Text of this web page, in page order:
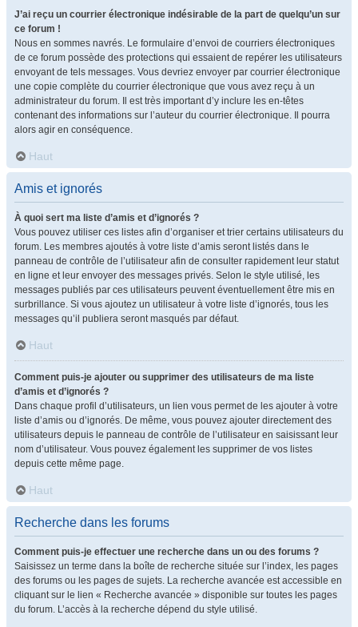
J’ai reçu un courrier électronique indésirable de la part de quelqu’un sur
ce forum !
Nous en sommes navrés. Le formulaire d’envoi de courriers électroniques
de ce forum possède des protections qui essaient de repérer les utilisateurs
envoyant de tels messages. Vous devriez envoyer par courrier électronique
une copie complète du courrier électronique que vous avez reçu à un
administrateur du forum. Il est très important d’y inclure les en-têtes
contenant des informations sur l’auteur du courrier électronique. Il pourra
alors agir en conséquence.
Haut
Amis et ignorés
À quoi sert ma liste d’amis et d’ignorés ?
Vous pouvez utiliser ces listes afin d’organiser et trier certains utilisateurs du
forum. Les membres ajoutés à votre liste d’amis seront listés dans le
panneau de contrôle de l’utilisateur afin de consulter rapidement leur statut
en ligne et leur envoyer des messages privés. Selon le style utilisé, les
messages publiés par ces utilisateurs peuvent éventuellement être mis en
surbrillance. Si vous ajoutez un utilisateur à votre liste d’ignorés, tous les
messages qu’il publiera seront masqués par défaut.
Haut
Comment puis-je ajouter ou supprimer des utilisateurs de ma liste
d’amis et d’ignorés ?
Dans chaque profil d’utilisateurs, un lien vous permet de les ajouter à votre
liste d’amis ou d’ignorés. De même, vous pouvez ajouter directement des
utilisateurs depuis le panneau de contrôle de l’utilisateur en saisissant leur
nom d’utilisateur. Vous pouvez également les supprimer de vos listes
depuis cette même page.
Haut
Recherche dans les forums
Comment puis-je effectuer une recherche dans un ou des forums ?
Saisissez un terme dans la boîte de recherche située sur l’index, les pages
des forums ou les pages de sujets. La recherche avancée est accessible en
cliquant sur le lien « Recherche avancée » disponible sur toutes les pages
du forum. L’accès à la recherche dépend du style utilisé.